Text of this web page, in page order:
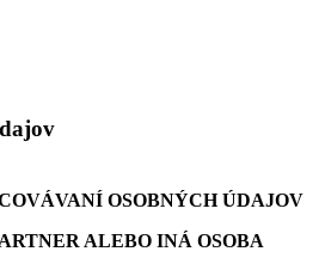
OSOBNÝCH ÚDAJOV
ALEBO INÁ OSOBA